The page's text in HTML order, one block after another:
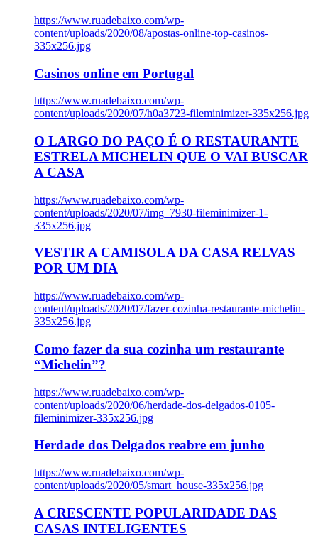
https://www.ruadebaixo.com/wp-
content/uploads/2020/08/apostas-online-top-casinos-
335x256.jpg
Casinos online em Portugal
https://www.ruadebaixo.com/wp-
content/uploads/2020/07/h0a3723-fileminimizer-335x256.jpg
O LARGO DO PAÇO É O RESTAURANTE
ESTRELA MICHELIN QUE O VAI BUSCAR
A CASA
https://www.ruadebaixo.com/wp-
content/uploads/2020/07/img_7930-fileminimizer-1-
335x256.jpg
VESTIR A CAMISOLA DA CASA RELVAS
POR UM DIA
https://www.ruadebaixo.com/wp-
content/uploads/2020/07/fazer-cozinha-restaurante-michelin-
335x256.jpg
Como fazer da sua cozinha um restaurante
“Michelin”?
https://www.ruadebaixo.com/wp-
content/uploads/2020/06/herdade-dos-delgados-0105-
fileminimizer-335x256.jpg
Herdade dos Delgados reabre em junho
https://www.ruadebaixo.com/wp-
content/uploads/2020/05/smart_house-335x256.jpg
A CRESCENTE POPULARIDADE DAS
CASAS INTELIGENTES